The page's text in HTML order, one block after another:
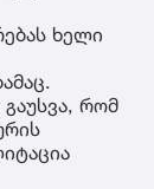
ხელი
რომ